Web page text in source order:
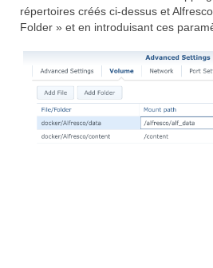
répertoires créés ci-dessus et
Folder » et en introduisant ces